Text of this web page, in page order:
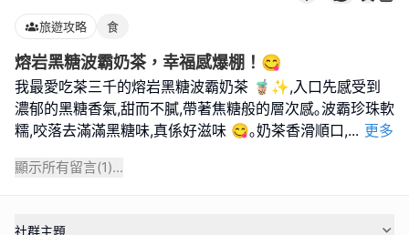
旅遊攻略 食
熔岩黑糖波霸奶茶，幸福感爆棚！😋
我最愛吃茶三千的熔岩黑糖波霸奶茶 🧋✨,入口先感受到
濃郁的黑糖香氣,甜而不膩,帶著焦糖般的層次感｡波霸珍珠軟
糯,咬落去滿滿黑糖味,真係好滋味 😋｡奶茶香滑順口,... 更多
顯示所有留言(1)...
社群主題